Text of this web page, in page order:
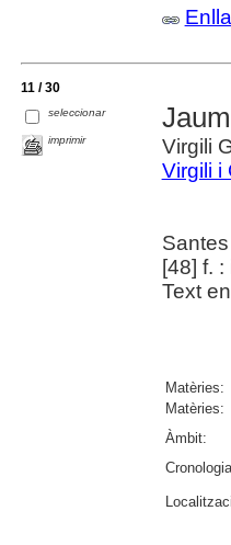
11 / 30
seleccionar
imprimir
Virgili
Virgili i
[48] f.
Text
Matèries:
Matèries:
Àmbit: